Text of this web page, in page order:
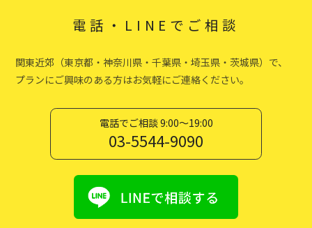
電話・LINEでご相談
関東近郊（東京都・神奈川県・千葉県・埼玉県・茨城県）で、
プランにご興味のある方はお気軽にご連絡ください。
電話でご相談 9:00〜19:00
03-5544-9090